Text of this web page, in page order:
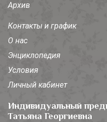
Архив
Контакты и график
О нас
Энциклопедия
Условия
Личный кабинет
Индивидуальный
Татьяна Георгиевна